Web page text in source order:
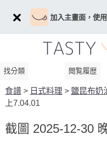
加入主畫面，使
找分類 閲覧履歴
食譜 > 日式料理 > 鹽昆布奶
上7.04.01
截圖 2025-12-30